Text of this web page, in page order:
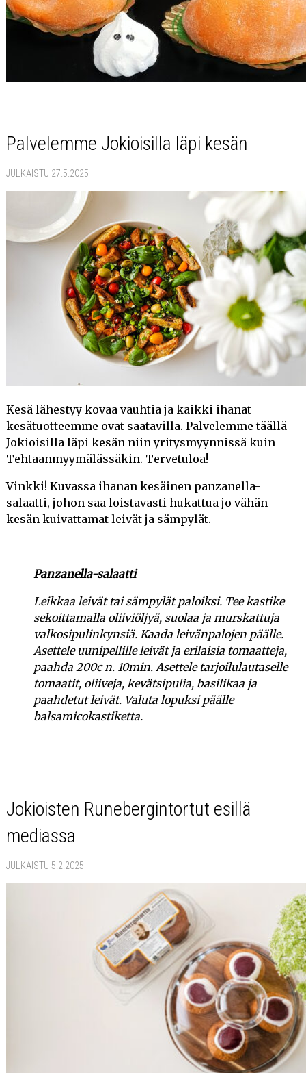
Palvelemme Jokioisilla läpi kesän
JULKAISTU 27.5.2025
Kesä lähestyy kovaa vauhtia ja kaikki ihanat
kesätuotteemme ovat saatavilla. Palvelemme täällä
Jokioisilla läpi kesän niin yritysmyynnissä kuin
Tehtaanmyymälässäkin. Tervetuloa!
Vinkki! Kuvassa ihanan kesäinen panzanella-
salaatti, johon saa loistavasti hukattua jo vähän
kesän kuivattamat leivät ja sämpylät.
Panzanella-salaatti
Leikkaa leivät tai sämpylät paloiksi. Tee kastike
sekoittamalla oliiviöljyä, suolaa ja murskattuja
valkosipulinkynsiä. Kaada leivänpalojen päälle.
Asettele uunipellille leivät ja erilaisia tomaatteja,
paahda 200c n. 10min. Asettele tarjoilulautaselle
tomaatit, oliiveja, kevätsipulia, basilikaa ja
paahdetut leivät. Valuta lopuksi päälle
balsamicokastiketta.
Jokioisten Runebergintortut esillä
mediassa
JULKAISTU 5.2.2025